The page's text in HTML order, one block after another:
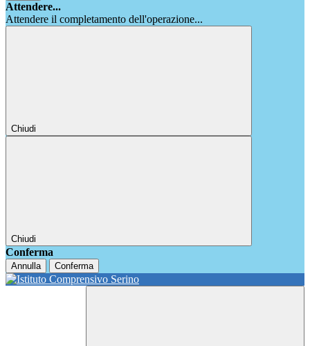
Attendere...
Attendere il completamento dell'operazione...
Chiudi
Chiudi
Conferma
Annulla Conferma